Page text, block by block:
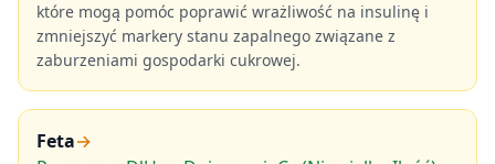
które mogą pomóc poprawić wrażliwość na insulinę i
zmniejszyć markery stanu zapalnego związane z
zaburzeniami gospodarki cukrowej.
Feta→